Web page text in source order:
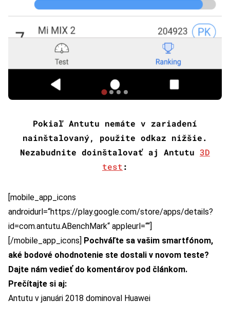
Pokiaľ Antutu nemáte v zariadení
nainštalovaný, použite odkaz nižšie.
Nezabudnite doinštalovať aj Antutu 3D
test:
[mobile_app_icons
androidurl=“https://play.google.com/store/apps/details?
id=com.antutu.ABenchMark“ appleurl=““]
[/mobile_app_icons] Pochváľte sa vašim smartfónom,
aké bodové ohodnotenie ste dostali v novom teste?
Dajte nám vedieť do komentárov pod článkom.
Prečítajte si aj:
Antutu v januári 2018 dominoval Huawei